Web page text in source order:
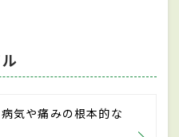
気や痛みの根本的な